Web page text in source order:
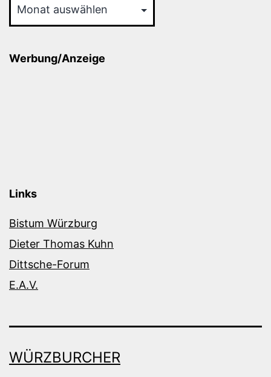
Werbung/Anzeige
Links
Bistum Würzburg
Dieter Thomas Kuhn
Dittsche-Forum
E.A.V.
WÜRZBURCHER